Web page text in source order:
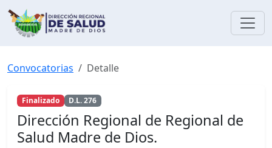
Convocatorias Detalle
Finalizado D.L. 276
Dirección Regional de Regional de
Salud Madre de Dios.